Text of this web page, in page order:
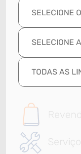
SELECIONE
SELECIONE
TODAS AS